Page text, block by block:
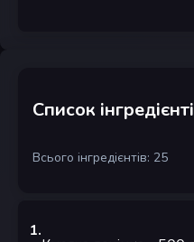
Список
Всього інгредієнтів: 25
1.